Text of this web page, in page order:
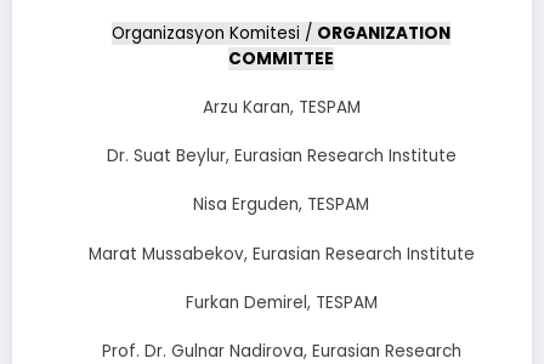
Organizasyon Komitesi / ORGANIZATION
COMMITTEE
Arzu Karan, TESPAM
Dr. Suat Beylur, Eurasian Research Institute
Nisa Erguden, TESPAM
Marat Mussabekov, Eurasian Research Institute
Furkan Demirel, TESPAM
Prof. Dr. Gulnar Nadirova, Eurasian Research